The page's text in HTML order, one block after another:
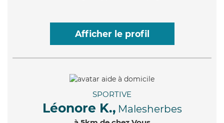
Afficher le profil
SPORTIVE
Léonore K., Malesherbes